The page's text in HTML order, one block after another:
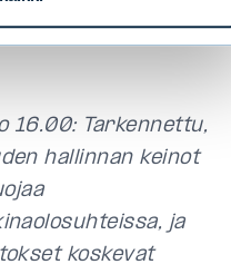
16.00: Tarkennettu,
hallinnan keinot
ja
koskevat